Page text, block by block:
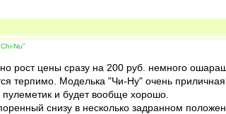
Nu"
рост цены сразу на 200 руб. немного
терпимо. Моделька "Чи-Ну" очень
и будет вообще хорошо.
снизу в несколько задранном